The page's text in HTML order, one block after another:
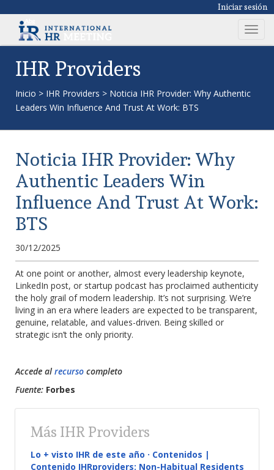
Iniciar sesión
T
o
a
t
IHR Providers
Inicio > IHR Providers > Noticia IHR Provider: Why Authentic
Leaders Win Influence And Trust At Work: BTS
Noticia IHR Provider: Why
Authentic Leaders Win
Influence And Trust At Work:
BTS
30/12/2025
At one point or another, almost every leadership keynote,
LinkedIn post, or startup podcast has proclaimed authenticity
the holy grail of modern leadership. It’s not surprising. We’re
living in an era where leaders are expected to be transparent,
genuine, relatable, and values-driven. Being skilled or
strategic isn’t the only priority.
Accede al recurso completo
Fuente: Forbes
Más IHR Providers
Lo + visto IHR de este año · Contenidos |
Contenido IHRproviders: Non-Habitual Residents